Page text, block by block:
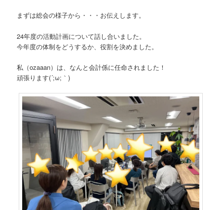
まずは総会の様子から・・・お伝えします。
24年度の活動計画について話し合いました。
今年度の体制をどうするか、役割を決めました。
私（ozaaan）は、なんと会計係に任命されました！
頑張ります(´;ω;｀)